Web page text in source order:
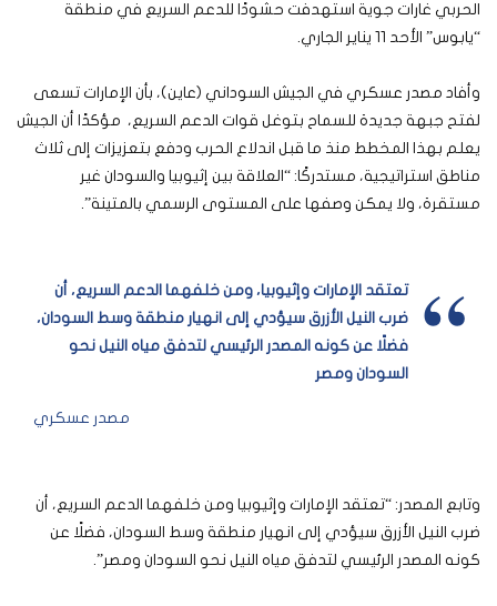
الحربي غارات جوية استهدفت حشودًا للدعم السريع في منطقة
“يابوس” الأحد 11 يناير الجاري.
وأفاد مصدر عسكري في الجيش السوداني (عاين)، بأن الإمارات تسعى
لفتح جبهة جديدة للسماح بتوغل قوات الدعم السريع، مؤكدًا أن الجيش
يعلم بهذا المخطط منذ ما قبل اندلاع الحرب ودفع بتعزيزات إلى ثلاث
مناطق استراتيجية، مستدركًا: “العلاقة بين إثيوبيا والسودان غير
مستقرة، ولا يمكن وصفها على المستوى الرسمي بالمتينة”.
تعتقد الإمارات وإثيوبيا، ومن خلفهما الدعم السريع، أن
ضرب النيل الأزرق سيؤدي إلى انهيار منطقة وسط السودان،
فضلًا عن كونه المصدر الرئيسي لتدفق مياه النيل نحو
السودان ومصر
مصدر عسكري
وتابع المصدر: “تعتقد الإمارات وإثيوبيا ومن خلفهما الدعم السريع، أن
ضرب النيل الأزرق سيؤدي إلى انهيار منطقة وسط السودان، فضلًا عن
كونه المصدر الرئيسي لتدفق مياه النيل نحو السودان ومصر”.